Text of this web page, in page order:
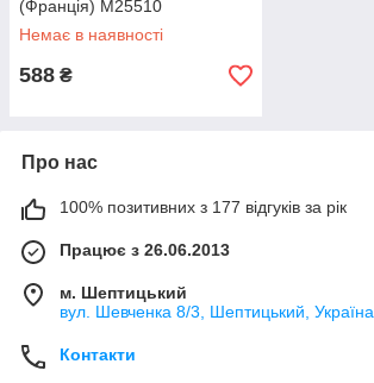
(Франція) M25510
Немає в наявності
588 ₴
Про нас
100% позитивних з 177 відгуків за рік
Працює з 26.06.2013
м. Шептицький
вул. Шевченка 8/3, Шептицький, Україна
Контакти